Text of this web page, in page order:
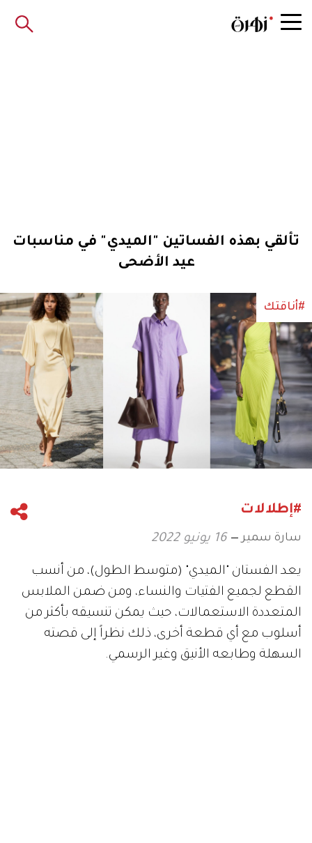
#إطلالات
سارة سمير 16 يونيو 2022
القطع لجميع الفتيات والنساء، ومن ضمن الملابس
المتعددة الاستعمالات، حيث يمكن تنسيقه بأكثر من
السهلة وطابعه الأنيق وغير الرسمي.